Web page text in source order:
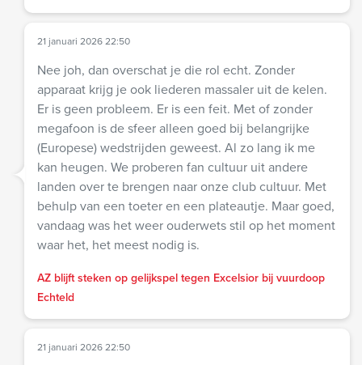
21 januari 2026 22:50
Nee joh, dan overschat je die rol echt. Zonder
apparaat krijg je ook liederen massaler uit de kelen.
Er is geen probleem. Er is een feit. Met of zonder
megafoon is de sfeer alleen goed bij belangrijke
(Europese) wedstrijden geweest. Al zo lang ik me
kan heugen. We proberen fan cultuur uit andere
landen over te brengen naar onze club cultuur. Met
behulp van een toeter en een plateautje. Maar goed,
vandaag was het weer ouderwets stil op het moment
waar het, het meest nodig is.
AZ blijft steken op gelijkspel tegen Excelsior bij vuurdoop
Echteld
21 januari 2026 22:50